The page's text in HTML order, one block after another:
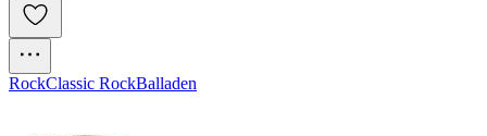
RockClassic RockBalladen